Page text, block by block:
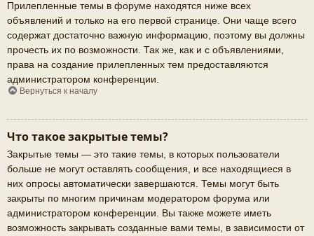
Прилепленные темы в форуме находятся ниже всех
объявлений и только на его первой странице. Они чаще всего
содержат достаточно важную информацию, поэтому вы должны
прочесть их по возможности. Так же, как и с объявлениями,
права на создание прилепленных тем предоставляются
администратором конференции.
Вернуться к началу
Что такое закрытые темы?
Закрытые темы — это такие темы, в которых пользователи
больше не могут оставлять сообщения, и все находящиеся в
них опросы автоматически завершаются. Темы могут быть
закрыты по многим причинам модератором форума или
администратором конференции. Вы также можете иметь
возможность закрывать созданные вами темы, в зависимости от